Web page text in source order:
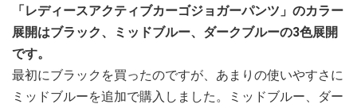
「レディースアクティブカーゴジョガーパンツ」のカラー
展開はブラック、ミッドブルー、ダークブルーの3色展開
です。
最初にブラックを買ったのですが、あまりの使いやすさに
ミッドブルーを追加で購入しました。ミッドブルー、ダー